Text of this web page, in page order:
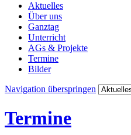
Aktuelles
Über uns
Ganztag
Unterricht
AGs & Projekte
Termine
Bilder
Navigation überspringen
Termine